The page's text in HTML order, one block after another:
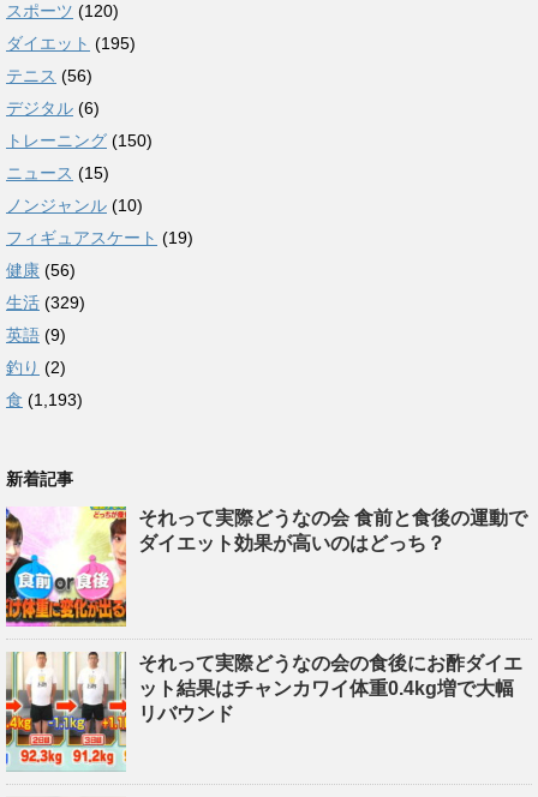
スポーツ (120)
ダイエット (195)
テニス (56)
デジタル (6)
トレーニング (150)
ニュース (15)
ノンジャンル (10)
フィギュアスケート (19)
健康 (56)
生活 (329)
英語 (9)
釣り (2)
食 (1,193)
新着記事
それって実際どうなの会 食前と食後の運動で
ダイエット効果が高いのはどっち？
それって実際どうなの会の食後にお酢ダイエ
ット結果はチャンカワイ体重0.4kg増で大幅
リバウンド